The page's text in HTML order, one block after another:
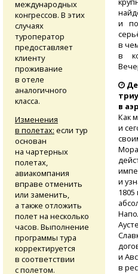
и
в
в
в
Как
и
и
и
в
международных
конгрессов. В этих
случаях
туроператор
предоставляет
клиенту
проживание
в отеле
аналогичного
класса.
Изменения
в полетах: если тур
основан
на чартерных
полетах,
авиакомпания
вправе отменить
или заменить,
а также отложить
полет на несколько
часов. Выполнение
программы тура
корректируется
в соответствии
с полетом.